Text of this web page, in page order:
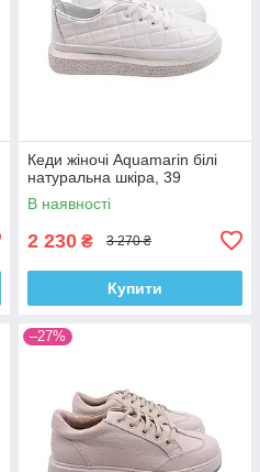
Кеди жіночі Aquamarin білі
натуральна шкіра, 39
В наявності
2 230 ₴ 3 270 ₴
Купити
–27%